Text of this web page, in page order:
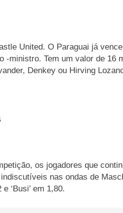
United. O Paraguai já
ministro. Tem um valor de
Denkey ou Hirving
os jogadores que
nas ondas de
‘Busi’ em 1,80.